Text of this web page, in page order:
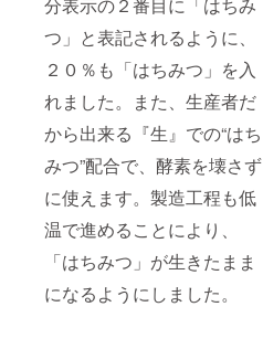
分表示の２番目に「はちみ
つ」と表記されるように、
２０％も「はちみつ」を入
れました。また、生産者だ
から出来る『生』での“はち
みつ”配合で、酵素を壊さず
に使えます。製造工程も低
温で進めることにより、
「はちみつ」が生きたまま
になるようにしました。